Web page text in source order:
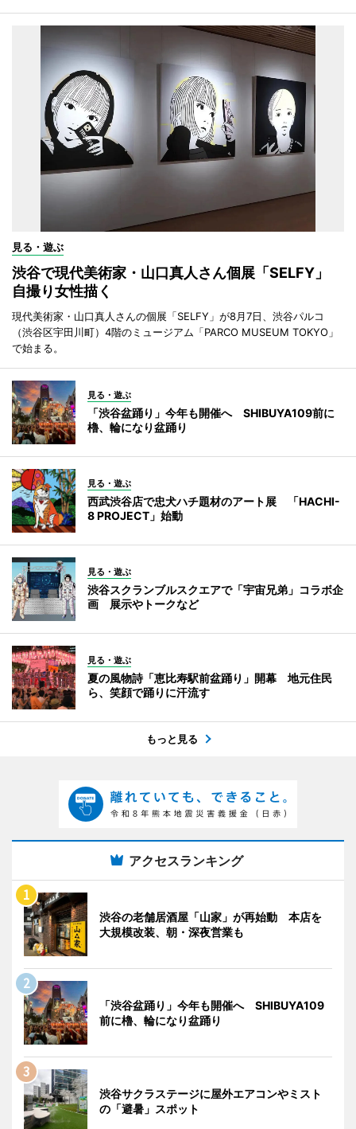
見る・遊ぶ
渋谷で現代美術家・山口真人さん個展「SELFY」
自撮り女性描く
現代美術家・山口真人さんの個展「SELFY」が8月7日、渋谷パルコ
（渋谷区宇田川町）4階のミュージアム「PARCO MUSEUM TOKYO」
で始まる。
見る・遊ぶ
「渋谷盆踊り」今年も開催へ SHIBUYA109前に
櫓、輪になり盆踊り
見る・遊ぶ
西武渋谷店で忠犬ハチ題材のアート展 「HACHI-
8 PROJECT」始動
見る・遊ぶ
渋谷スクランブルスクエアで「宇宙兄弟」コラボ企
画 展示やトークなど
見る・遊ぶ
夏の風物詩「恵比寿駅前盆踊り」開幕 地元住民
ら、笑顔で踊りに汗流す
もっと見る
アクセスランキング
渋谷の老舗居酒屋「山家」が再始動 本店を
大規模改装、朝・深夜営業も
「渋谷盆踊り」今年も開催へ SHIBUYA109
前に櫓、輪になり盆踊り
渋谷サクラステージに屋外エアコンやミスト
の「避暑」スポット